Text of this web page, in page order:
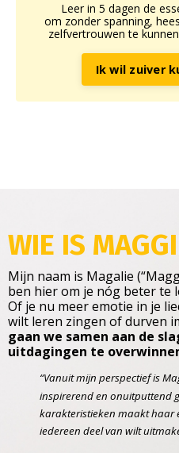
Leer in 5 dagen de
om zonder spanning,
zelfvertrouwen te
Ik wil zuiver
WIE IS
Mijn naam is Magalie
ben hier om je nóg beter te
Of je nu meer emotie in je
wilt leren zingen of durven
gaan we samen aan de
uitdagingen te
“Vanuit mijn perspectief is
inspirerend en onuitputtend
karakteristieken maakt haar
iedereen deel van wilt